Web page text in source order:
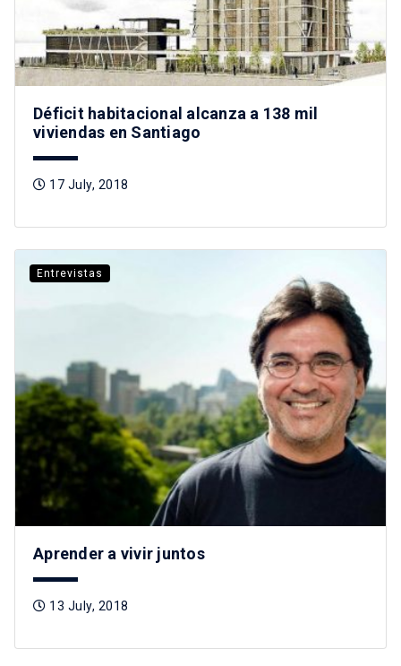
Déficit habitacional alcanza a 138 mil
viviendas en Santiago
17 July, 2018
Entrevistas
Aprender a vivir juntos
13 July, 2018